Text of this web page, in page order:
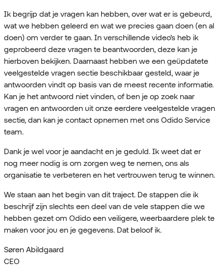
Ik begrijp dat je vragen kan hebben, over wat er is gebeurd,
wat we hebben geleerd en wat we precies gaan doen (en al
doen) om verder te gaan. In verschillende video’s heb ik
geprobeerd deze vragen te beantwoorden, deze kan je
hierboven bekijken. Daarnaast hebben we een geüpdatete
veelgestelde vragen sectie beschikbaar gesteld, waar je
antwoorden vindt op basis van de meest recente informatie.
Kan je het antwoord niet vinden, of ben je op zoek naar
vragen en antwoorden uit onze eerdere veelgestelde vragen
sectie, dan kan je contact opnemen met ons Odido Service
team.
Dank je wel voor je aandacht en je geduld. Ik weet dat er
nog meer nodig is om zorgen weg te nemen, ons als
organisatie te verbeteren en het vertrouwen terug te winnen.
We staan aan het begin van dit traject. De stappen die ik
beschrijf zijn slechts een deel van de vele stappen die we
hebben gezet om Odido een veiligere, weerbaardere plek te
maken voor jou en je gegevens. Dat beloof ik.
Søren Abildgaard
CEO